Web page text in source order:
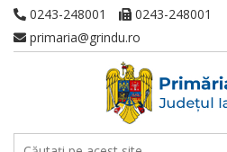
0243-248001
0243-248001
primaria@grindu.ro